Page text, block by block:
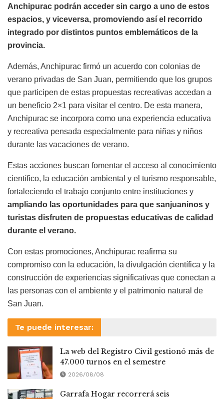
Anchipurac podrán acceder sin cargo a uno de estos
espacios, y viceversa, promoviendo así el recorrido
integrado por distintos puntos emblemáticos de la
provincia.
Además, Anchipurac firmó un acuerdo con colonias de
verano privadas de San Juan, permitiendo que los grupos
que participen de estas propuestas recreativas accedan a
un beneficio 2×1 para visitar el centro. De esta manera,
Anchipurac se incorpora como una experiencia educativa
y recreativa pensada especialmente para niñas y niños
durante las vacaciones de verano.
Estas acciones buscan fomentar el acceso al conocimiento
científico, la educación ambiental y el turismo responsable,
fortaleciendo el trabajo conjunto entre instituciones y
ampliando las oportunidades para que sanjuaninos y
turistas disfruten de propuestas educativas de calidad
durante el verano.
Con estas promociones, Anchipurac reafirma su
compromiso con la educación, la divulgación científica y la
construcción de experiencias significativas que conectan a
las personas con el ambiente y el patrimonio natural de
San Juan.
Te puede interesar:
La web del Registro Civil gestionó más de
47.000 turnos en el semestre
2026/08/08
Garrafa Hogar recorrerá seis